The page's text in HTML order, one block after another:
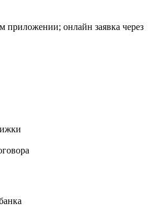
приложении; онлайн заявка через